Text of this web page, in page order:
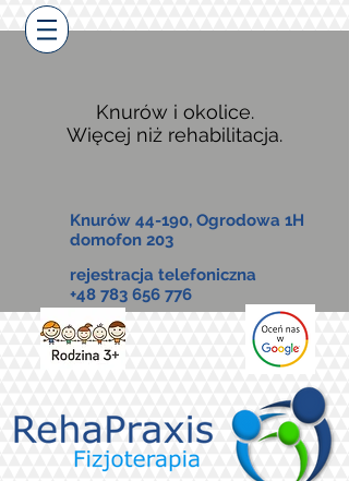
Knurów i okolice.
Więcej niż rehabilitacja.
Knurów 44-190, Ogrodowa 1H
domofon 203
rejestracja telefoniczna
+48 783 656 776